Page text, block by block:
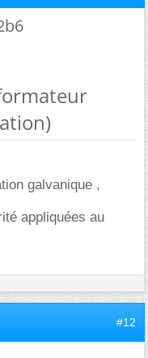
galvanique ,
appliquées au
#12